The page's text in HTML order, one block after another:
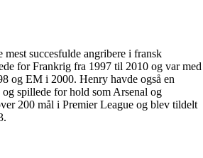
mest succesfulde angribere i fransk
for Frankrig fra 1997 til 2010 og var med
og EM i 2000. Henry havde også en
spillede for hold som Arsenal og
200 mål i Premier League og blev tildelt